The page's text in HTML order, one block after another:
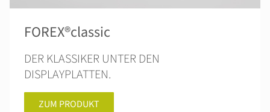
FOREX®classic
DER KLASSIKER UNTER DEN
DISPLAYPLATTEN.
ZUM PRODUKT